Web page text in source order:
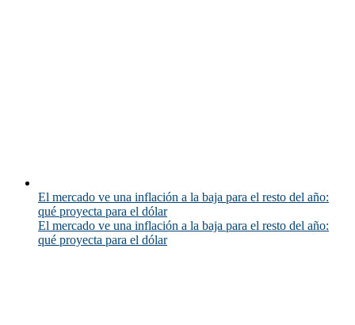
El mercado ve una inflación a la baja para el resto del año:
qué proyecta para el dólar
El mercado ve una inflación a la baja para el resto del año:
qué proyecta para el dólar